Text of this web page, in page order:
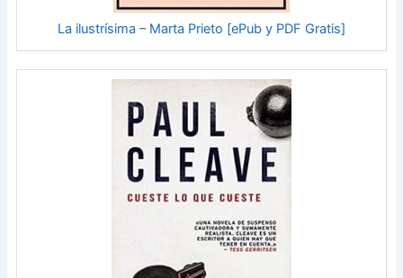
La ilustrísima – Marta Prieto [ePub y PDF Gratis]